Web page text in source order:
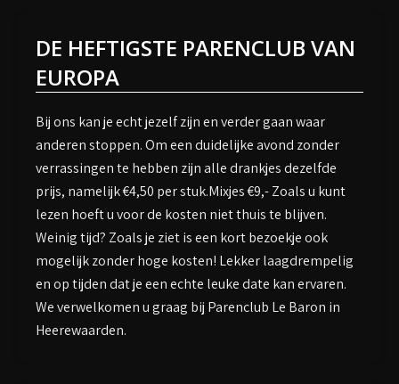
DE HEFTIGSTE PARENCLUB VAN
EUROPA
Bij ons kan je echt jezelf zijn en verder gaan waar
anderen stoppen. Om een duidelijke avond zonder
verrassingen te hebben zijn alle drankjes dezelfde
prijs, namelijk €4,50 per stuk.Mixjes €9,- Zoals u kunt
lezen hoeft u voor de kosten niet thuis te blijven.
Weinig tijd? Zoals je ziet is een kort bezoekje ook
mogelijk zonder hoge kosten! Lekker laagdrempelig
en op tijden dat je een echte leuke date kan ervaren.
We verwelkomen u graag bij Parenclub Le Baron in
Heerewaarden.